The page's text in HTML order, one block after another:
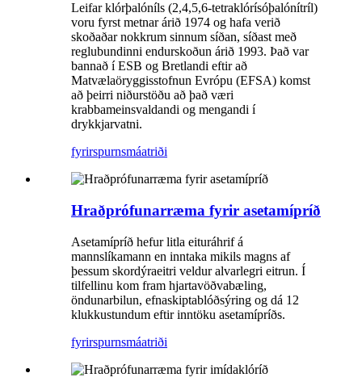
Leifar klórþalóníls (2,4,5,6-tetraklórísóþalónítríl)
voru fyrst metnar árið 1974 og hafa verið
skoðaðar nokkrum sinnum síðan, síðast með
reglubundinni endurskoðun árið 1993. Það var
bannað í ESB og Bretlandi eftir að
Matvælaöryggisstofnun Evrópu (EFSA) komst
að þeirri niðurstöðu að það væri
krabbameinsvaldandi og mengandi í
drykkjarvatni.
fyrirspurnsmáatriði
Hraðprófunarræma fyrir asetamípríð
Asetamípríð hefur litla eituráhrif á
mannslíkamann en inntaka mikils magns af
þessum skordýraeitri veldur alvarlegri eitrun. Í
tilfellinu kom fram hjartavöðvabæling,
öndunarbilun, efnaskiptablóðsýring og dá 12
klukkustundum eftir inntöku asetamípríðs.
fyrirspurnsmáatriði